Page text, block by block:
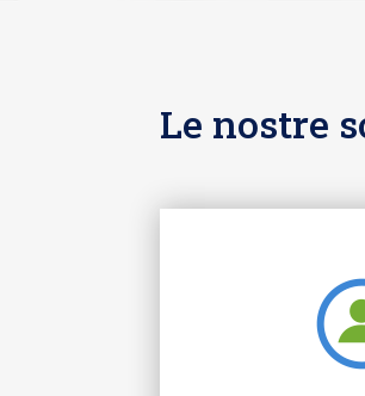
Le nostre